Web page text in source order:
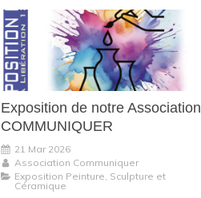
Exposition de notre Association
COMMUNIQUER
21 Mar 2026
Association Communiquer
Exposition Peinture, Sculpture et
Céramique